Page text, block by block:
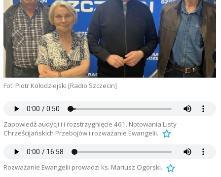
Fot. Piotr Kołodziejski [Radio Szczecin]
Zapowiedź audycji i i rozstrzygnięcie 461. Notowania Listy
Chrześcijańskich Przebojów i rozważanie Ewangelii.
Rozważanie Ewangelii prowadzi ks. Mariusz Ogórski.